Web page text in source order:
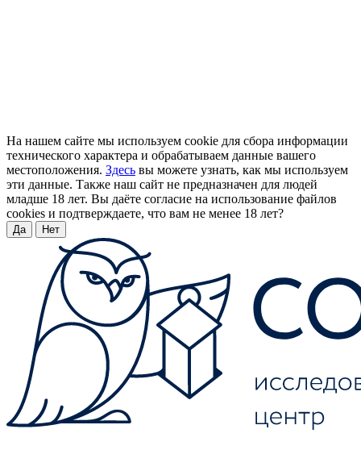
На нашем сайте мы используем cookie для сбора информации
технического характера и обрабатываем данные вашего
местоположения. Здесь вы можете узнать, как мы используем
эти данные. Также наш сайт не предназначен для людей
младше 18 лет. Вы даёте согласие на использование файлов
cookies и подтверждаете, что вам не менее 18 лет?
Да Нет